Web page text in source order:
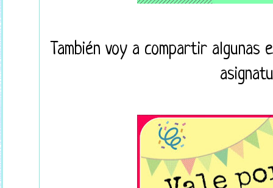
También voy a compartir